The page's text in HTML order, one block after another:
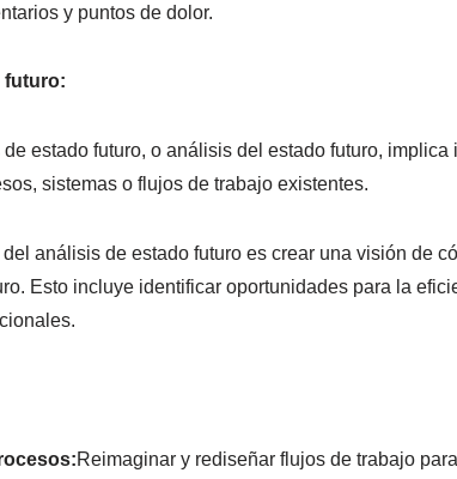
y puntos de dolor.
futuro:
estado futuro, o análisis del estado futuro,
sistemas o flujos de trabajo existentes.
análisis de estado futuro es crear una visión de
Esto incluye identificar oportunidades para la
Reimaginar y rediseñar flujos de trabajo